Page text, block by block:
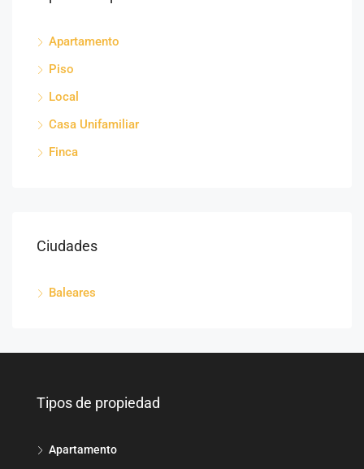
Apartamento
Piso
Local
Casa Unifamiliar
Finca
Ciudades
Baleares
Tipos de propiedad
Apartamento